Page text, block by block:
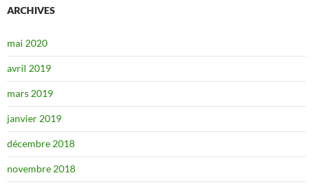
ARCHIVES
mai 2020
avril 2019
mars 2019
janvier 2019
décembre 2018
novembre 2018